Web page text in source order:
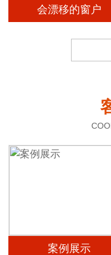
会漂移的窗户
案例展示